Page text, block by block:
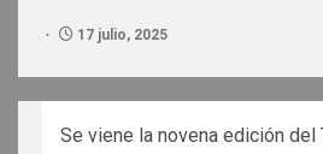
17 julio, 2025
Se viene la novena edición del